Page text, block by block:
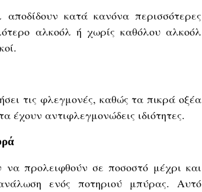
κατά κανόνα περισσότερες
αλκοόλ ή χωρίς καθόλου αλκοόλ
τις φλεγμονές, καθώς τα πικρά οξέα
έχουν αντιφλεγμονώδεις ιδιότητες.
προλειφθούν σε ποσοστό μέχρι και
ενός ποτηριού μπύρας. Αυτό